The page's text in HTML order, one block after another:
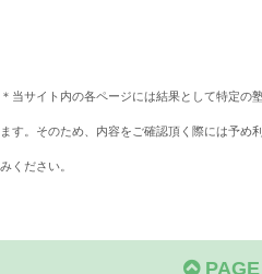
＊当サイト内の各ページには結果として特定の
ます。そのため、内容をご確認頂く際には予め
みください。
PAGE